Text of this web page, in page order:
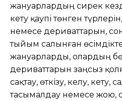
жануарлардың сирек
кету қаупі төнген
немесе дериваттарын,
тыйым салынған
жануарларды, олардың
дериваттарын заңсыз
сақтау, өткізу, әкелу, әкету,
тасымалдау немесе жою,